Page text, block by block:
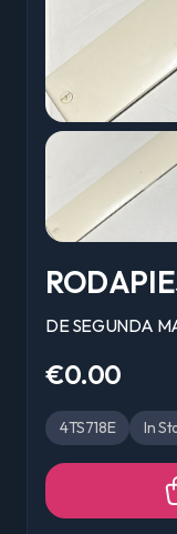
DE SEGUNDA
€0.00
4TS718E In